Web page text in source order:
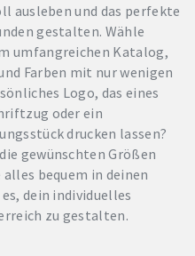
ausleben und das perfekte
gestalten. Wähle
umfangreichen Katalog,
Farben mit nur wenigen
Logo, das eines
oder ein
drucken lassen?
gewünschten Größen
bequem in deinen
dein individuelles
zu gestalten.